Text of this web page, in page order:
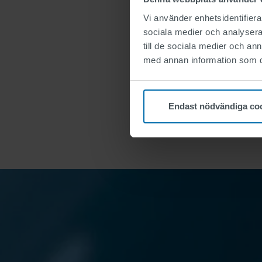
Vi använder
sociala medier och
till de sociala medier och
med annan information som
Endast nödvändiga
Paginering